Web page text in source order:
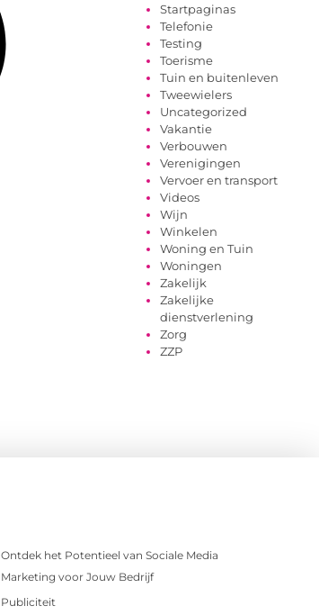
Startpaginas
Telefonie
Testing
Toerisme
Tuin en buitenleven
Tweewielers
Uncategorized
Vakantie
Verbouwen
Verenigingen
Vervoer en transport
Videos
Wijn
Winkelen
Woning en Tuin
Woningen
Zakelijk
Zakelijke
dienstverlening
Zorg
ZZP
Ontdek het Potentieel van Sociale Media
Marketing voor Jouw Bedrijf
Publiciteit